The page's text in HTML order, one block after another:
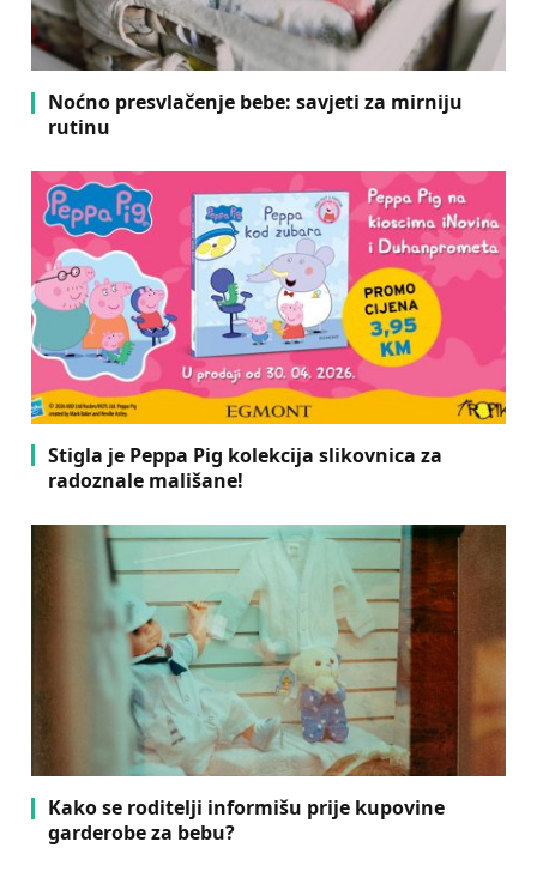
Noćno presvlačenje bebe: savjeti za mirniju
rutinu
Stigla je Peppa Pig kolekcija slikovnica za
radoznale mališane!
Kako se roditelji informišu prije kupovine
garderobe za bebu?